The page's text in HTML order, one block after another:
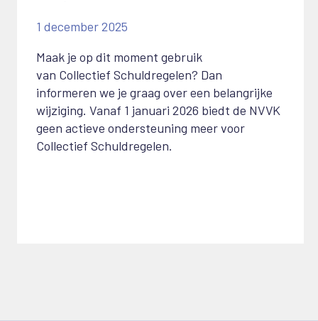
1 december 2025
Maak je op dit moment gebruik
van Collectief Schuldregelen? Dan
informeren we je graag over een belangrijke
wijziging. Vanaf 1 januari 2026 biedt de NVVK
geen actieve ondersteuning meer voor
Collectief Schuldregelen.